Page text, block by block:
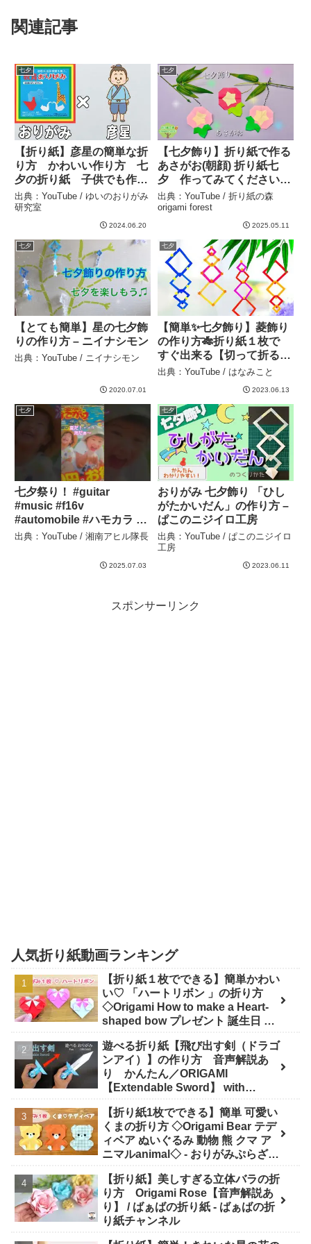
関連記事
七夕
【折り紙】彦星の簡単な折
り方 かわいい作り方 七
夕の折り紙 子供でも作れ
る難しくない作り方【おり
がみ】 – ゆいのおりがみ研
出典：YouTube / ゆいのおりがみ
研究室
2024.06.20
七夕
【七夕飾り】折り紙で作る
あさがお(朝顔) 折り紙七
夕 作ってみてください☺︎
– 折り紙の森origami
forest
出典：YouTube / 折り紙の森
origami forest
2025.05.11
七夕
【とても簡単】星の七夕飾
りの作り方 – ニイナシモン
出典：YouTube / ニイナシモン
2020.07.01
七夕
【簡単✨七夕飾り】菱飾り
の作り方🎋折り紙１枚で
すぐ出来る【切って折るだ
け】DIY How to make
Origami. – はなみこと
出典：YouTube / はなみこと
2023.06.13
七夕
七夕祭り！ #guitar
#music #f16v
#automobile #ハモカラ #
ショート #歌いながら #花
出典：YouTube / 湘南アヒル隊長
2025.07.03
七夕
おりがみ 七夕飾り 「ひし
がたかいだん」の作り方 –
ぱこのニジイロ工房
出典：YouTube / ぱこのニジイロ
工房
2023.06.11
スポンサーリンク
人気折り紙動画ランキング
【折り紙１枚でできる】簡単かわい
い♡ 「ハートリボン 」の折り方
◇Origami How to make a Heart-
shaped bow プレゼント 誕生日 母
がみぷらざ Origami-plaza
遊べる折り紙【飛び出す剣（ドラゴ
ンアイ）】の作り方 音声解説あ
り かんたん／ORIGAMI
【Extendable Sword】 with
【折り紙1枚でできる】簡単 可愛い
くまの折り方 ◇Origami Bear テデ
ィベア ぬいぐるみ 動物 熊 クマ ア
ニマルanimal◇ - おりがみぷらざ
【折り紙】美しすぎる立体バラの折
り方 Origami Rose【音声解説あ
り】 / ばぁばの折り紙 - ばぁばの折
り紙チャンネル